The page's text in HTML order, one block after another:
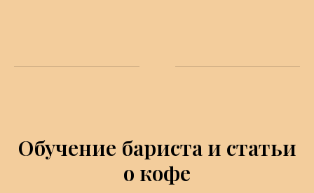
Обучение бариста и статьи
о кофе